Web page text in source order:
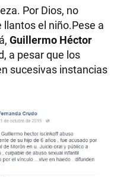
Por Dios, no
el niño.Pese a
Guillermo Héctor
a pesar que los
sucesivas instancias